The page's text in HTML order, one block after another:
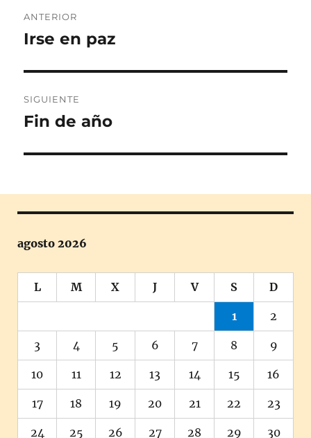
de
ANTERIOR
Entrada
Irse en paz
SIGUIENTE
Entrada
Fin de año
agosto 2026
L M X J V S D
1 2
3 4 5 6 7 8 9
10 11 12 13 14 15 16
17 18 19 20 21 22 23
24 25 26 27 28 29 30